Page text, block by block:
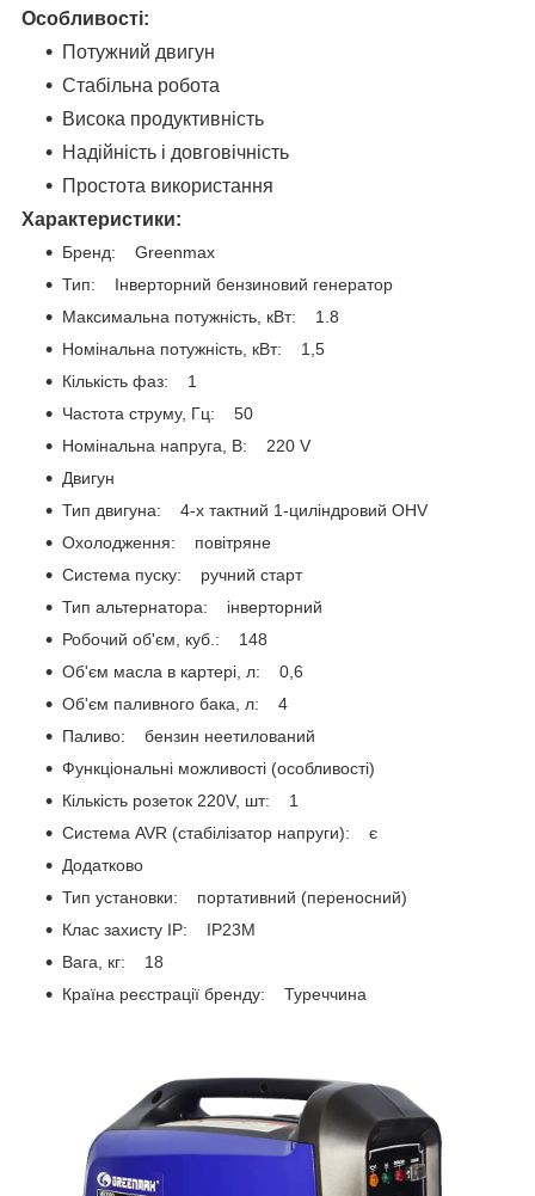
Особливості:
Потужний двигун
Стабільна робота
Висока продуктивність
Надійність і довговічність
Простота використання
Характеристики:
Бренд: Greenmax
Тип: Інверторний бензиновий генератор
Максимальна потужність, кВт: 1.8
Номінальна потужність, кВт: 1,5
Кількість фаз: 1
Частота струму, Гц: 50
Номінальна напруга, В: 220 V
Двигун
Тип двигуна: 4-х тактний 1-циліндровий OHV
Охолодження: повітряне
Система пуску: ручний старт
Тип альтернатора: інверторний
Робочий об'єм, куб.: 148
Об'єм масла в картері, л: 0,6
Об'єм паливного бака, л: 4
Паливо: бензин неетилований
Функціональні можливості (особливості)
Кількість розеток 220V, шт: 1
Система AVR (стабілізатор напруги): є
Додатково
Тип установки: портативний (переносний)
Клас захисту IP: IP23M
Вага, кг: 18
Країна реєстрації бренду: Туреччина